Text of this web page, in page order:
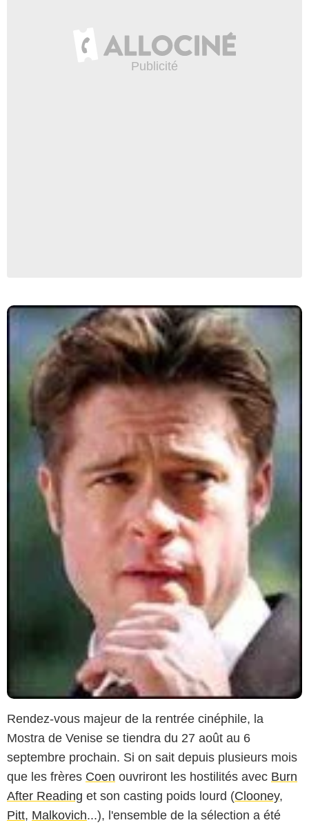
Rendez-vous majeur de la rentrée cinéphile, la
Mostra de Venise se tiendra du 27 août au 6
septembre prochain. Si on sait depuis plusieurs mois
que les frères Coen ouvriront les hostilités avec Burn
After Reading et son casting poids lourd (Clooney,
Pitt, Malkovich...), l'ensemble de la sélection a été